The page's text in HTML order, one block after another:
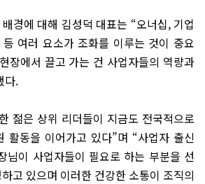
경에 대해 김성덕 대표는 “오너십, 기업
여러 요소가 조화를 이루는 것이 중요
장에서 끌고 가는 건 사업자들의 역량과
다.
젊은 상위 리더들이 지금도 전국적으로
활동을 이어가고 있다”며 “사업자 출신
님이 사업자들이 필요로 하는 부분을 선
고 있으며 이러한 건강한 소통이 조직의